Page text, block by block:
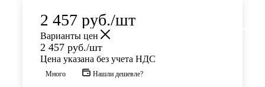
2 457 руб./шт
Варианты цен
2 457 руб./шт
Цена указана без учета НДС
Много Нашли дешевле?